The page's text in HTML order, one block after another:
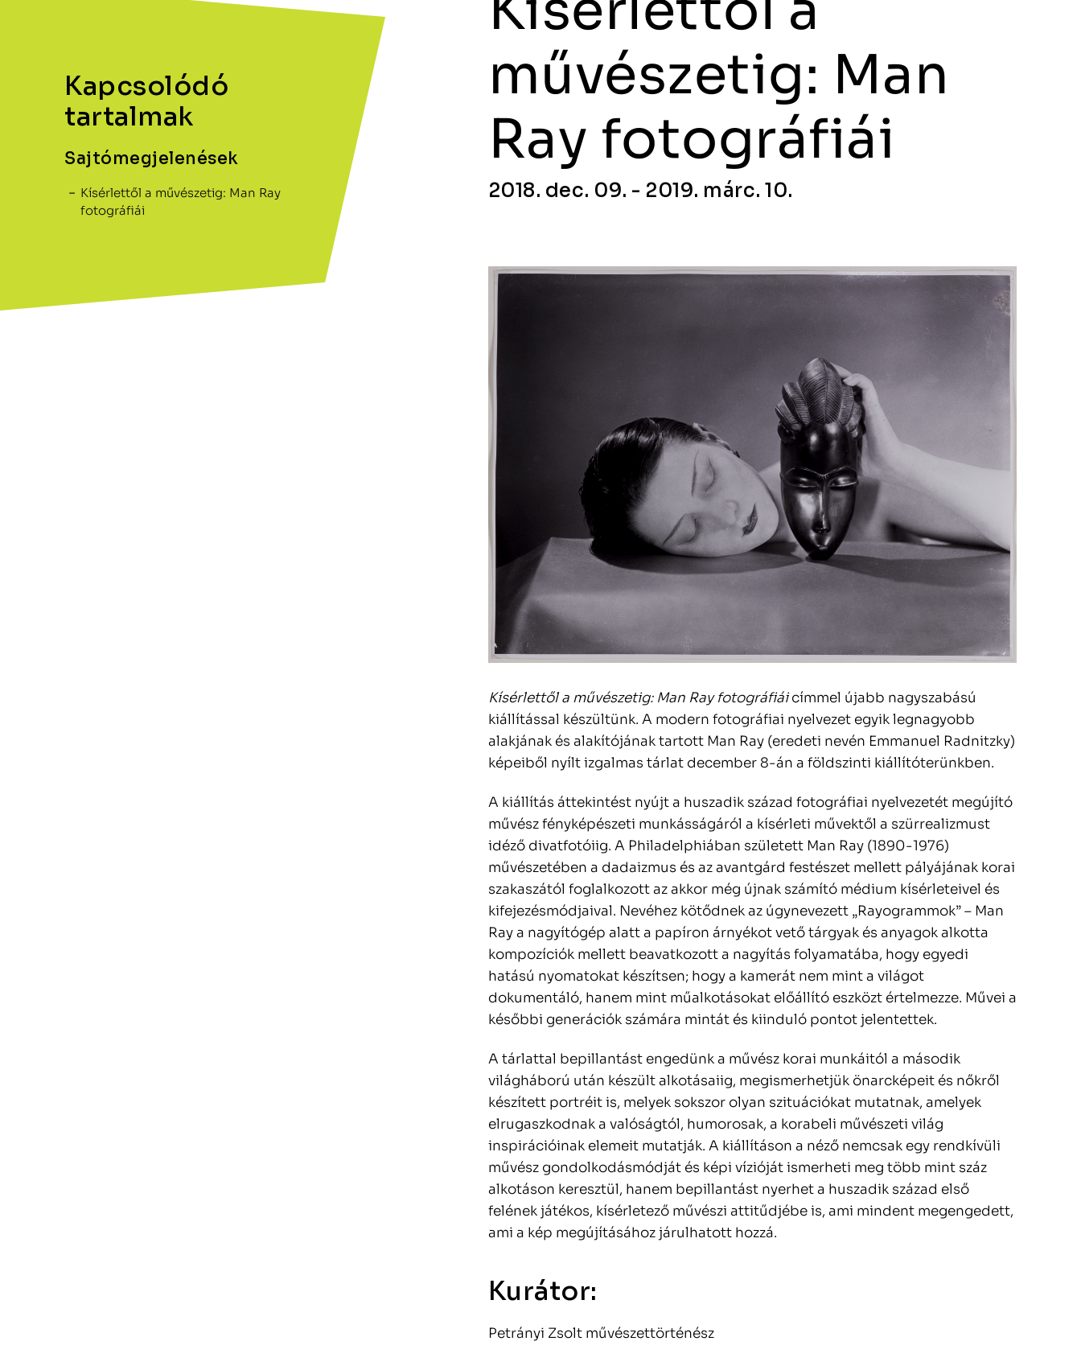
Kapcsolódó
tartalmak
Sajtómegjelenések
Kísérlettől a művészetig: Man Ray
fotográfiái
művészetig: Man
Ray fotográfiái
2018. dec. 09. - 2019. márc. 10.
Kísérlettől a művészetig: Man Ray fotográfiáicímmel újabb nagyszabású
kiállítással készültünk. A modern fotográfiai nyelvezet egyik legnagyobb
alakjának és alakítójának tartott Man Ray (eredeti nevén Emmanuel Radnitzky)
képeiből nyílt izgalmas tárlat december 8-án a földszinti kiállítóterünkben.
A kiállítás áttekintést nyújt a huszadik század fotográfiai nyelvezetét megújító
művész fényképészeti munkásságáról a kísérleti művektől a szürrealizmust
idéző divatfotóiig. A Philadelphiában született Man Ray (1890-1976)
művészetében a dadaizmus és az avantgárd festészet mellett pályájának korai
szakaszától foglalkozott az akkor még újnak számító médium kísérleteivel és
kifejezésmódjaival. Nevéhez kötődnek az úgynevezett „Rayogrammok” – Man
Ray a nagyítógép alatt a papíron árnyékot vető tárgyak és anyagok alkotta
kompozíciók mellett beavatkozott a nagyítás folyamatába, hogy egyedi
hatású nyomatokat készítsen; hogy a kamerát nem mint a világot
dokumentáló, hanem mint műalkotásokat előállító eszközt értelmezze. Művei a
későbbi generációk számára mintát és kiinduló pontot jelentettek.
A tárlattal bepillantást engedünk a művész korai munkáitól a második
világháború után készült alkotásaiig, megismerhetjük önarcképeit és nőkről
készített portréit is, melyek sokszor olyan szituációkat mutatnak, amelyek
elrugaszkodnak a valóságtól, humorosak, a korabeli művészeti világ
inspirációinak elemeit mutatják. A kiállításon a néző nemcsak egy rendkívüli
művész gondolkodásmódját és képi vízióját ismerheti meg több mint száz
alkotáson keresztül, hanem bepillantást nyerhet a huszadik század első
felének játékos, kísérletező művészi attitűdjébe is, ami mindent megengedett,
ami a kép megújításához járulhatott hozzá.
Kurátor:
Petrányi Zsolt művészettörténész